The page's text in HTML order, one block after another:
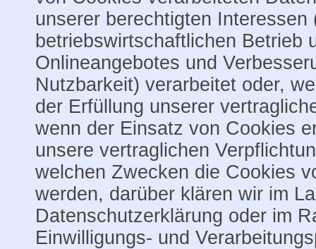
unserer berechtigten Interessen
betriebswirtschaftlichen Betrieb
Onlineangebotes und
Nutzbarkeit) verarbeitet oder,
der Erfüllung unserer
wenn der Einsatz von Cookies
unsere vertraglichen
welchen Zwecken die Cookies
werden, darüber klären wir im
Datenschutzerklärung oder im
Einwilligungs- und